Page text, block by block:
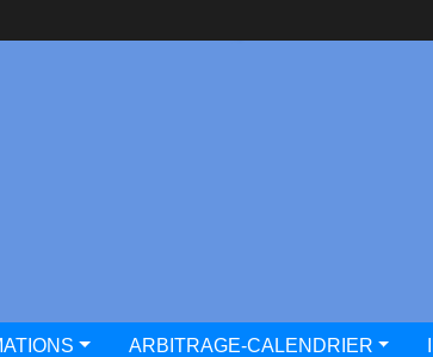
ARBITRAGE-CALENDRIER